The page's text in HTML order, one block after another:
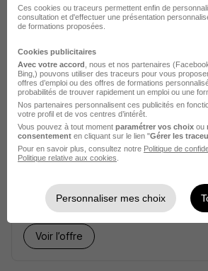
Voir l’offre
Chargé de Relations
ATHENA BUSINESS SCHOOL
30 000 - 33 000 € / an
Voir l’offre
Ces cookies ou traceurs permettent enfin de
consultation et d'effectuer une présentation
de formations proposées.
Cookies publicitaires
Avec votre accord , nous et nos partenaires
Bing,) pouvons utiliser des traceurs pour vous
offres d’emploi ou des offres de formations
probabilités de trouver rapidement un emploi ou une
Nos partenaires personnalisent ces publicités en
votre profil et de vos centres d’intérêt.
Vous pouvez à tout moment paramétrer vos choix ou
consentement en cliquant sur le lien "Gérer les
Pour en savoir plus, consultez notre Politique de
Politique relative aux cookies
Personnaliser mes choix